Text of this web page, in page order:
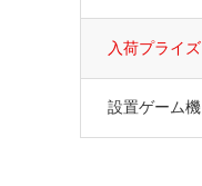
入荷プライズ
設置ゲーム機